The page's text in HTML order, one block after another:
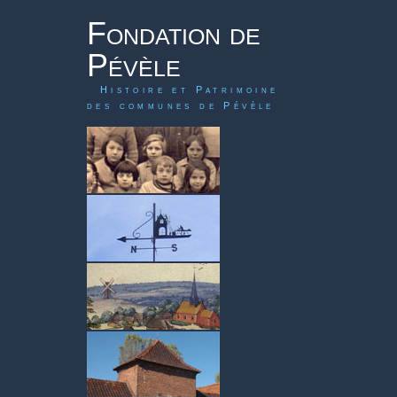
Fondation de
Pévèle
Histoire et Patrimoine
des communes de Pévèle